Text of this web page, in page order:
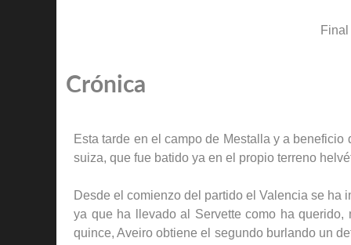
Crónica
Esta tarde en el campo de Mestalla y a
suiza, que fue batido ya en el propio terreno
Desde el comienzo del partido el Valencia se ha
ya que ha llevado al Servette como ha
quince, Aveiro obtiene el segundo burlando un